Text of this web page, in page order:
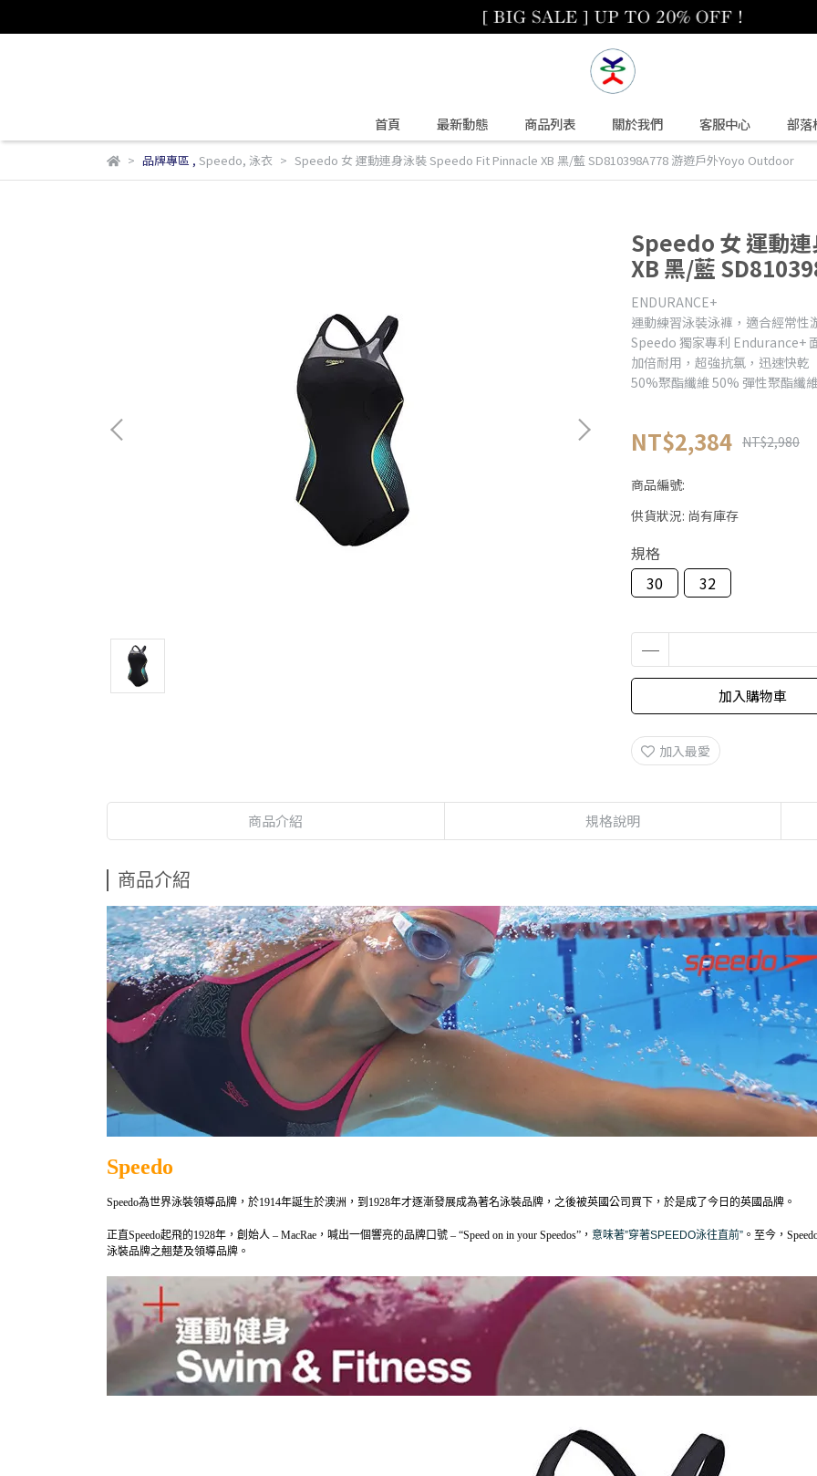
首頁 最新動態 商品列表 關於我們 客服中心 部落
品牌專區 , Speedo, 泳衣 Speedo 女 運動連身泳裝 Speedo Fit Pinnacle XB 黑/藍 SD810398A778 游遊戶外Yoyo Outdoor
Speedo 女 運動
XB 黑/藍
ENDURANCE+
運動練習泳裝泳褲，適合經常
Speedo 獨家專利 Endurance+
加倍耐用，超強抗氯，迅速快乾
50%聚酯纖維 50% 彈性聚酯纖
NT$2,384 NT$2,980
商品編號:
供貨狀況: 尚有庫存
規格
30
32
加入購物車
加入最愛
商品介紹 規格說明
商品介紹
Speedo
Speedo為世界泳裝領導品牌 ，於1914年誕生於澳洲，到1928年才逐漸發展成為著名泳裝品牌，之後被英國公司買下，於是成了今日的英國品牌。
正直Speedo起飛的1928年，創始人 – MacRae，喊出一個響亮的品牌口號 – “Speed on in your Speedos”， 意味著”穿著SPEEDO泳往直前” 。至今，
泳裝品牌之翹楚及領導品牌。